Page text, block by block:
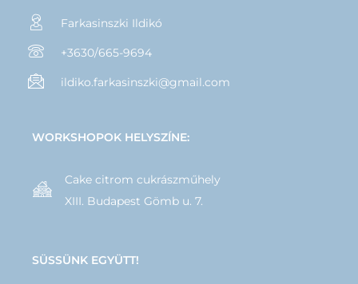
Farkasinszki Ildikó
+3630/665-9694
ildiko.farkasinszki@gmail.com
WORKSHOPOK HELYSZÍNE:
Cake citrom cukrászműhely
XIII. Budapest Gömb u. 7.
SÜSSÜNK EGYÜTT!